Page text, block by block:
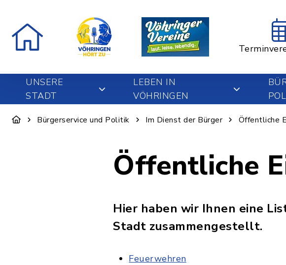
UNSERE
STADT
LEBEN IN
VÖHRINGEN
Bürgerservice und Politik Im Dienst der Bürger Öffentliche
Öffentliche
Hier haben wir Ihnen eine
Stadt zusammengestellt.
Feuerwehren